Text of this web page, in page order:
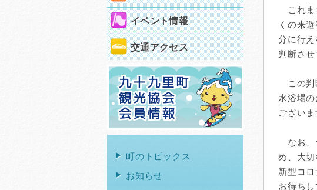
これま
くの来
分に行
判断させ
この判
水浴場
ござい
なお、
め、大
新型コ
お待ちし
イベント情報
交通アクセス
町のトピックス
お知らせ